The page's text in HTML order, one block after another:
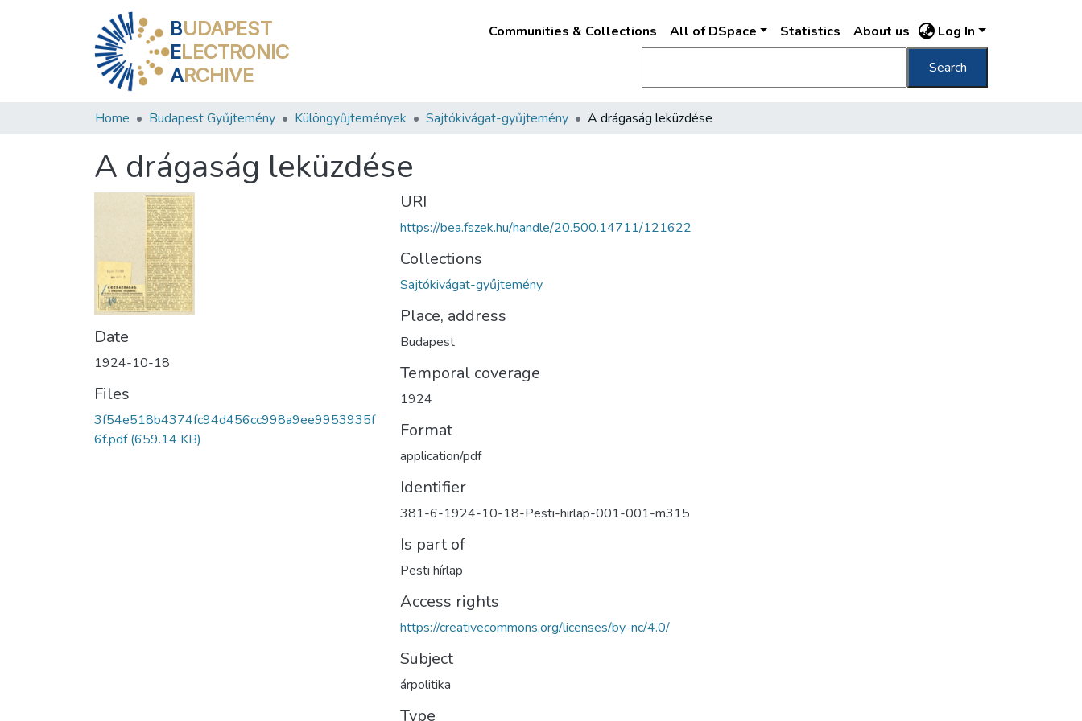
BUDAPEST
ELECTRONIC
ARCHIVE
Communities & Collections All of DSpace Statistics About us Log In
Search
Home Budapest Gyűjtemény Különgyűjtemények Sajtókivágat-gyűjtemény A drágaság leküzdése
A drágaság leküzdése
Date
1924-10-18
Files
3f54e518b4374fc94d456cc998a9ee9953935f
6f.pdf(659.14 KB)
URI
https://bea.fszek.hu/handle/20.500.14711/121622
Collections
Sajtókivágat-gyűjtemény
Place, address
Budapest
Temporal coverage
1924
Format
application/pdf
Identifier
381-6-1924-10-18-Pesti-hirlap-001-001-m315
Is part of
Pesti hírlap
Access rights
https://creativecommons.org/licenses/by-nc/4.0/
Subject
árpolitika
Type